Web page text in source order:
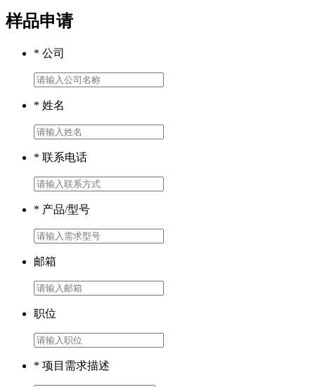
样品申请
* 公司
* 姓名
* 联系电话
* 产品/型号
邮箱
职位
* 项目需求描述